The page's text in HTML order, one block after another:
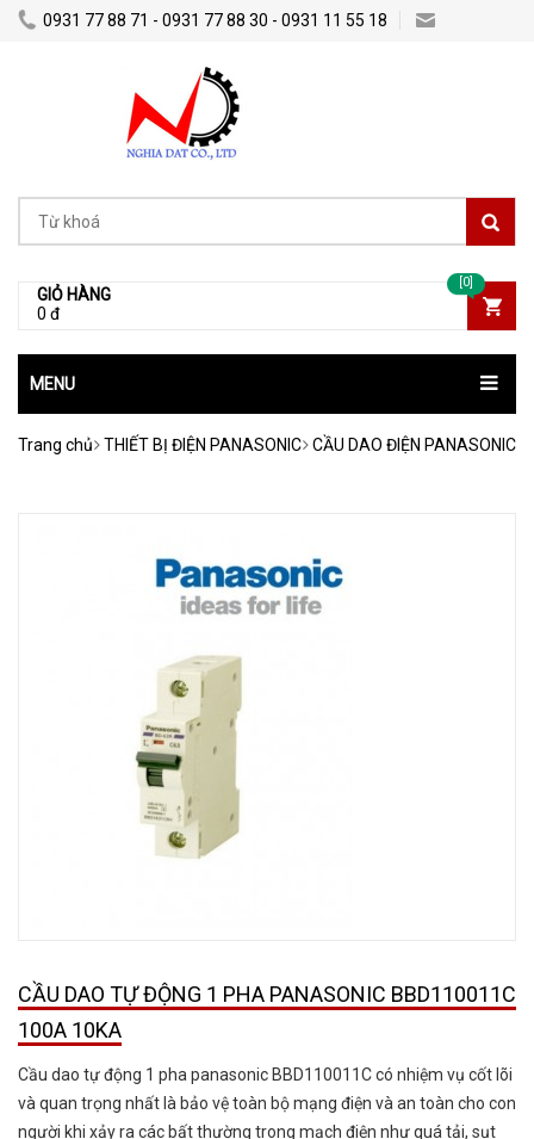
0931 77 88 71 - 0931 77 88 30 - 0931 11 55 18
GIỎ HÀNG
0 đ
[0]
MENU
Trang chủ THIẾT BỊ ĐIỆN PANASONIC CẦU DAO ĐIỆN PANASONIC
CẦU DAO TỰ ĐỘNG 1 PHA PANASONIC BBD110011C
100A 10KA
Cầu dao tự động 1 pha panasonic BBD110011C có nhiệm vụ cốt lõi
và quan trọng nhất là bảo vệ toàn bộ mạng điện và an toàn cho con
người khi xảy ra các bất thường trong mạch điện như quá tải, sụt